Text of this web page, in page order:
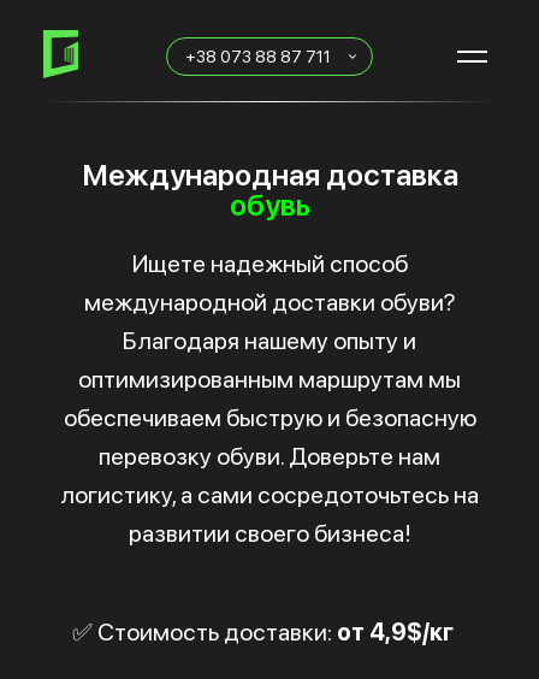
primary
+38 073 88 87 711
Международная доставка
обувь
Ищете надежный способ
международной доставки обуви?
Благодаря нашему опыту и
оптимизированным маршрутам мы
обеспечиваем быструю и безопасную
перевозку обуви. Доверьте нам
логистику, а сами сосредоточьтесь на
развитии своего бизнеса!
✅ Стоимость доставки: от 4,9$/кг